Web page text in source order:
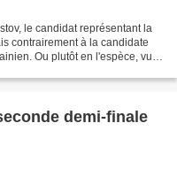
le candidat représentant la
contrairement à la candidate
Ou plutôt en l'espèce, vu
demi-finale